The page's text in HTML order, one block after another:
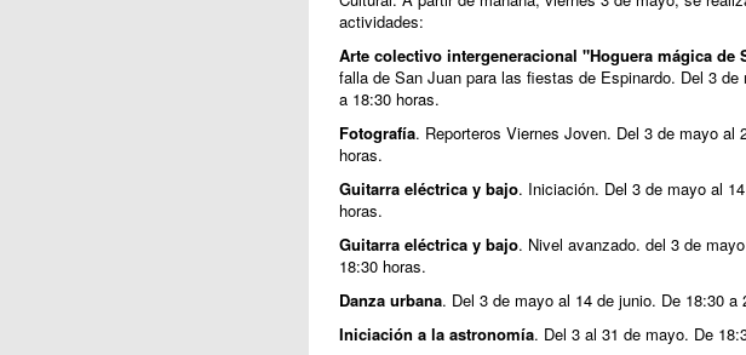
actividades:
Arte colectivo intergeneracional "Hoguera mágica de
falla de San Juan para las fiestas de Espinardo. Del 3
a 18:30 horas.
Fotografía. Reporteros Viernes Joven. Del 3 de mayo al
horas.
Guitarra eléctrica y bajo. Iniciación. Del 3 de mayo al
horas.
Guitarra eléctrica y bajo. Nivel avanzado. del 3 de
18:30 horas.
Danza urbana. Del 3 de mayo al 14 de junio. De 18:30 a
Iniciación a la astronomía. Del 3 al 31 de mayo. De